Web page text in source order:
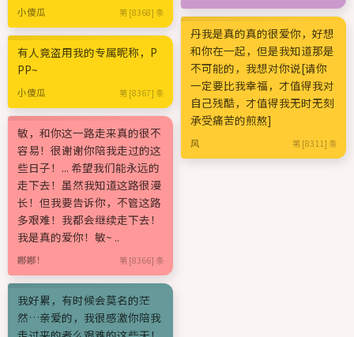
小傻瓜 第 [8368] 条
有人竟盗用我的专属昵称，P
PP~
小傻瓜 第 [8367] 条
敏，和你这一路走来真的很不
容易！很谢谢你陪我走过的这
些日子！... 希望我们能永远的
走下去！虽然我知道这路很漫
长！但我要告诉你，不管这路
多艰难！我都会继续走下去！
我是真的爱你！敏~ ..
娜娜！ 第 [8366] 条
我好累，有时候会莫名的茫
然…亲爱的，我很感激你陪我
丹我是真的真的很爱你，好想
和你在一起，但是我知道那是
不可能的，我想对你说[请你
一定要比我幸福，才值得我对
自己残酷，才值得我无时无刻
承受痛苦的煎熬]
风 第 [8311] 条